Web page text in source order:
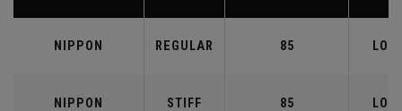
NIPPON REGULAR 85 LOW
NIPPON STIFF 85 LOW